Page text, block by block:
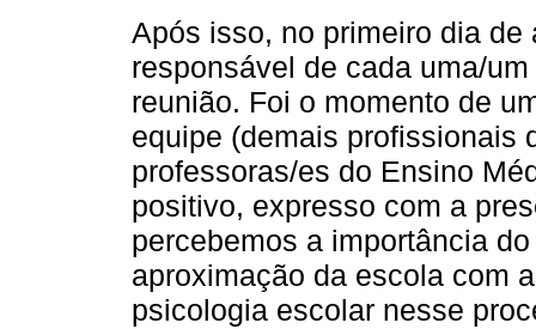
Após isso, no primeiro dia
responsável de cada uma/
reunião. Foi o momento de
equipe (demais profissionais
professoras/es do Ensino
positivo, expresso com a
percebemos a importância
aproximação da escola com
psicologia escolar nesse